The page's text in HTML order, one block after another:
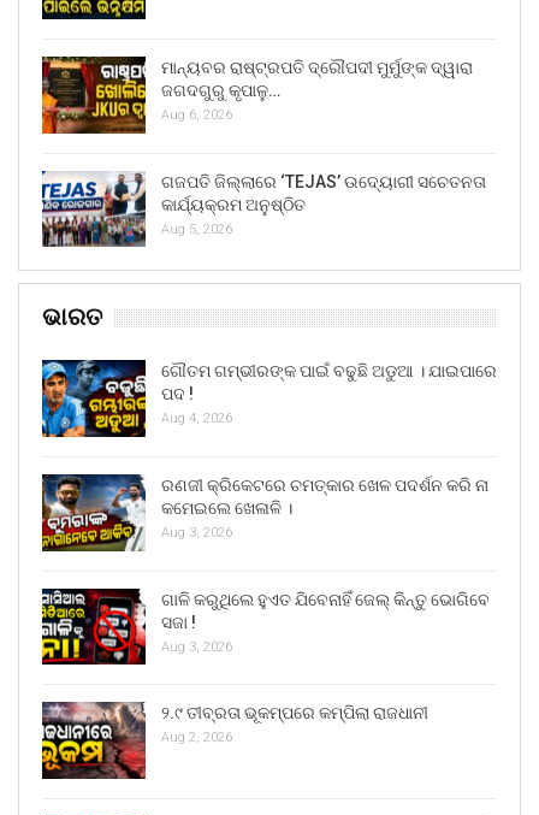
ମାନ୍ୟବର ରାଷ୍ଟ୍ରପତି ଦ୍ରୌପଦୀ ମୁର୍ମୁଙ୍କ ଦ୍ୱାରା
ଜଗଦଗୁରୁ କୃପାଳୁ…
Aug 6, 2026
ଗଜପତି ଜିଲ୍ଲାରେ ‘TEJAS’ ଉଦ୍ୟୋଗୀ ସଚେତନତା
କାର୍ଯ୍ୟକ୍ରମ ଅନୁଷ୍ଠିତ
Aug 5, 2026
ଭାରତ
ଗୌତମ ଗମ୍ଭୀରଙ୍କ ପାଇଁ ବଢୁଛି ଅଡୁଆ । ଯାଇପାରେ
ପଦ !
Aug 4, 2026
ରଣଜୀ କ୍ରିକେଟରେ ଚମତ୍କାର ଖେଳ ପଦର୍ଶନ କରି ନା
କମେଇଲେ ଖେଳାଳି ।
Aug 3, 2026
ଗାଳି କରୁଥିଲେ ହୁଏତ ଯିବେନାହିଁ ଜେଲ୍ କିନ୍ତୁ ଭୋଗିବେ
ସଜା !
Aug 3, 2026
୨.୯ ତୀବ୍ରତା ଭୂକମ୍ପରେ କମ୍ପିଲା ରାଜଧାନୀ
Aug 2, 2026